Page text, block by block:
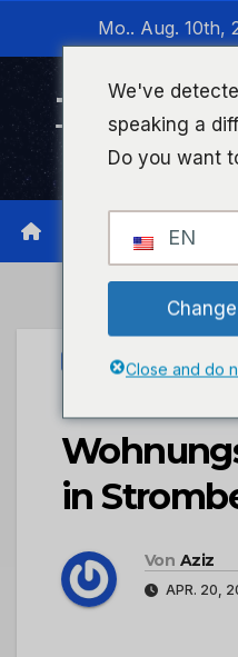
wechseln
Mo.. Aug. 10th,
Timeline
Infonetzwerk
PRESSEPORTAL
POL-
in
Von Aziz
APR. 20,
We've
speaking a
Do you want
EN
Close and do